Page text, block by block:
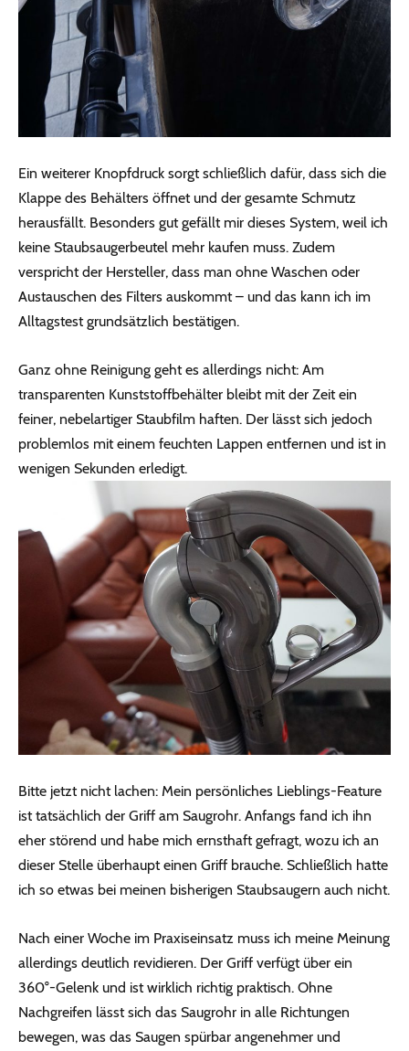
Ein weiterer Knopfdruck sorgt schließlich dafür, dass sich die
Klappe des Behälters öffnet und der gesamte Schmutz
herausfällt. Besonders gut gefällt mir dieses System, weil ich
keine Staubsaugerbeutel mehr kaufen muss. Zudem
verspricht der Hersteller, dass man ohne Waschen oder
Austauschen des Filters auskommt – und das kann ich im
Alltagstest grundsätzlich bestätigen.
Ganz ohne Reinigung geht es allerdings nicht: Am
transparenten Kunststoffbehälter bleibt mit der Zeit ein
feiner, nebelartiger Staubfilm haften. Der lässt sich jedoch
problemlos mit einem feuchten Lappen entfernen und ist in
wenigen Sekunden erledigt.
Bitte jetzt nicht lachen: Mein persönliches Lieblings-Feature
ist tatsächlich der Griff am Saugrohr. Anfangs fand ich ihn
eher störend und habe mich ernsthaft gefragt, wozu ich an
dieser Stelle überhaupt einen Griff brauche. Schließlich hatte
ich so etwas bei meinen bisherigen Staubsaugern auch nicht.
Nach einer Woche im Praxiseinsatz muss ich meine Meinung
allerdings deutlich revidieren. Der Griff verfügt über ein
360°-Gelenk und ist wirklich richtig praktisch. Ohne
Nachgreifen lässt sich das Saugrohr in alle Richtungen
bewegen, was das Saugen spürbar angenehmer und